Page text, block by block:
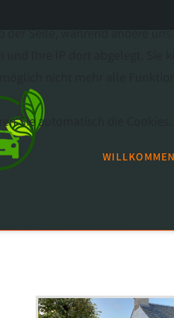
WILLKOMMEN
Ihre IP dort abgelegt. Sie
nicht mehr alle
Sie automatisch die Cookies.